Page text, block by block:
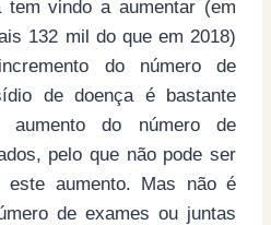
tem vindo a aumentar (em
132 mil do que em 2018)
do número de
de doença é bastante
do número de
pelo que não pode ser
este aumento. Mas não é
de exames ou juntas